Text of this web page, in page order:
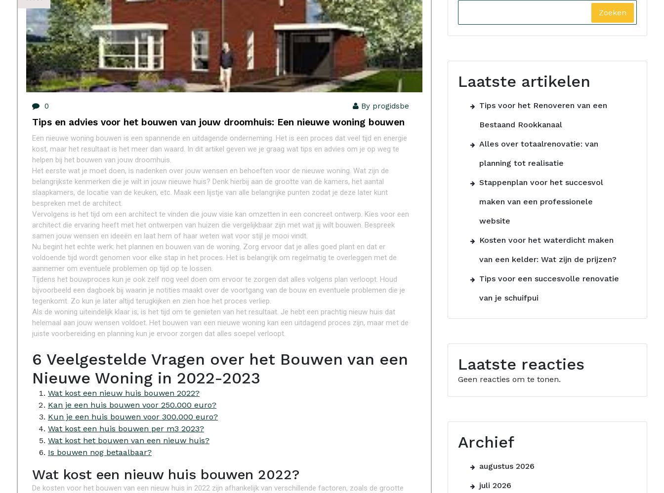
0 By progidsbe
Tips en advies voor het bouwen van jouw droomhuis: Een nieuwe woning bouwen
Een nieuwe woning bouwen is een spannende en uitdagende onderneming. Het is een proces dat veel tijd en energie
kost, maar het resultaat is het meer dan waard. In dit artikel geven we je graag wat tips en advies om je op weg te
helpen bij het bouwen van jouw droomhuis.
Het eerste wat je moet doen, is nadenken over jouw wensen en behoeften voor de nieuwe woning. Wat zijn de
belangrijkste kenmerken die je wilt in jouw nieuwe huis? Denk hierbij aan de grootte van de kamers, het aantal
slaapkamers, de locatie van de keuken, etc. Maak een lijstje van alle belangrijke punten zodat je deze later kunt
bespreken met de architect.
Vervolgens is het tijd om een architect te vinden die jouw visie kan omzetten in een concreet ontwerp. Kies voor een
architect die ervaring heeft met het ontwerpen van huizen die vergelijkbaar zijn met wat jij wilt bouwen. Bespreek
samen jouw wensen en ideeën en laat hem of haar weten wat voor stijl je mooi vindt.
Nu begint het echte werk: het plannen en bouwen van de woning. Zorg ervoor dat je alles goed plant en dat er
voldoende tijd wordt genomen voor elke stap in het proces. Het is belangrijk om regelmatig te overleggen met de
aannemer om eventuele problemen op tijd op te lossen.
Tijdens het bouwproces kun je ook zelf nog veel doen om ervoor te zorgen dat alles volgens plan verloopt. Houd
bijvoorbeeld een dagboek bij waarin je notities maakt over de voortgang van de bouw en eventuele problemen die je
tegenkomt. Zo kun je later altijd terugkijken en zien hoe het proces verliep.
Als de woning uiteindelijk klaar is, is het tijd om te genieten van het resultaat. Je hebt een prachtig nieuw huis dat
helemaal aan jouw wensen voldoet. Het bouwen van een nieuwe woning kan een uitdagend proces zijn, maar met de
juiste voorbereiding en planning kun je ervoor zorgen dat alles soepel verloopt.
6 Veelgestelde Vragen over het Bouwen van een
Nieuwe Woning in 2022-2023
Wat kost een nieuw huis bouwen 2022?
Kan je een huis bouwen voor 250.000 euro?
Kun je een huis bouwen voor 300.000 euro?
Wat kost een huis bouwen per m3 2023?
Wat kost het bouwen van een nieuw huis?
Is bouwen nog betaalbaar?
Wat kost een nieuw huis bouwen 2022?
De kosten voor het bouwen van een nieuw huis in 2022 zijn afhankelijk van verschillende factoren, zoals de grootte
Zoeken
Laatste artikelen
Tips voor het Renoveren van een
Bestaand Rookkanaal
Alles over totaalrenovatie: van
planning tot realisatie
Stappenplan voor het succesvol
maken van een professionele
website
Kosten voor het waterdicht maken
van een kelder: Wat zijn de prijzen?
Tips voor een succesvolle renovatie
van je schuifpui
Laatste reacties
Geen reacties om te tonen.
Archief
augustus 2026
juli 2026